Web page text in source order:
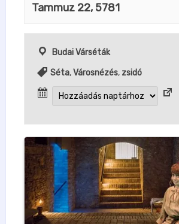
Tammuz 22, 5781
Budai Várséták
Séta,Városnézés, zsidó